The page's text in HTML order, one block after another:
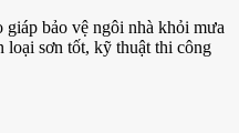
giáp bảo vệ ngôi nhà khỏi mưa
loại sơn tốt, kỹ thuật thi công